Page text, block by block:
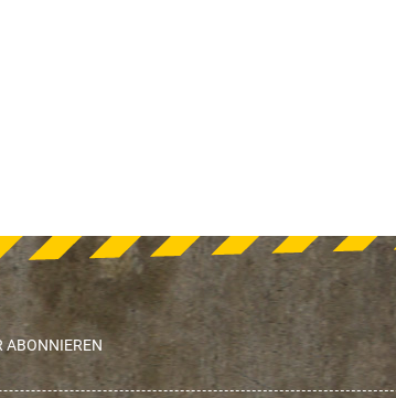
ABONNIEREN